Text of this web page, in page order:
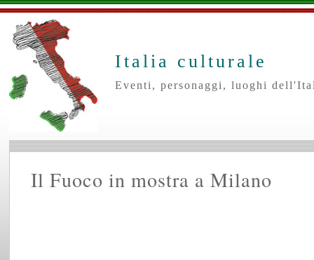
Italia culturale
Eventi, personaggi, luoghi
Il Fuoco in mostra a Milano